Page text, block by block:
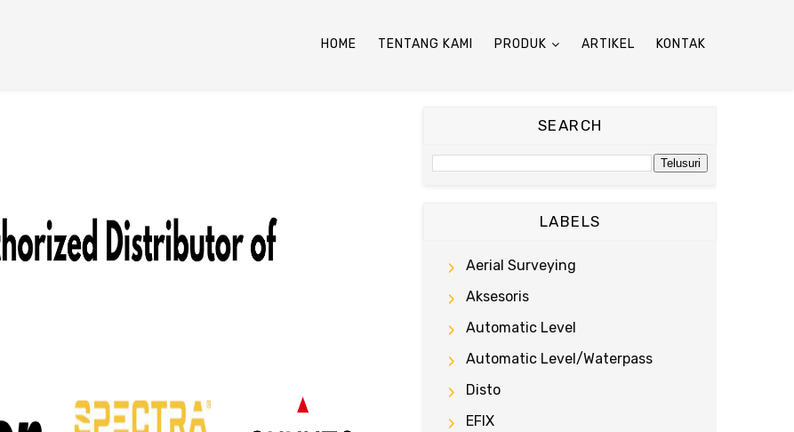
HOME TENTANG KAMI PRODUK ARTIKEL KONTAK
SEARCH
LABELS
Aerial Surveying
Aksesoris
Automatic Level
Automatic Level/waterpass
Disto
EFIX